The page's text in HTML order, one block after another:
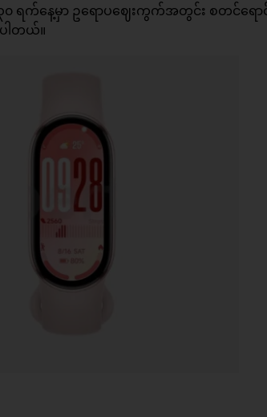
က်နေ့မှာ ဥရောပဈေးကွက်အတွင်း စတင်ရောင်
ါတယ်။